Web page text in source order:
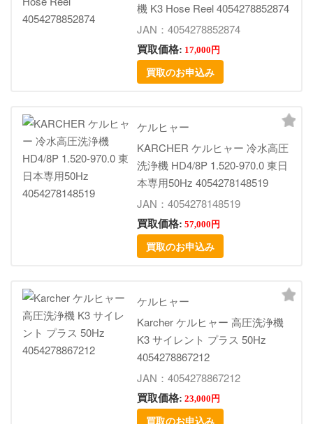
機 K3 Hose Reel 4054278852874
JAN：4054278852874
買取価格: 17,000円
買取のお申込み
ケルヒャー
KARCHER ケルヒャー 冷水高圧
洗浄機 HD4/8P 1.520-970.0 東日
本専用50Hz 4054278148519
JAN：4054278148519
買取価格: 57,000円
買取のお申込み
ケルヒャー
Karcher ケルヒャー 高圧洗浄機
K3 サイレント プラス 50Hz
4054278867212
JAN：4054278867212
買取価格: 23,000円
買取のお申込み